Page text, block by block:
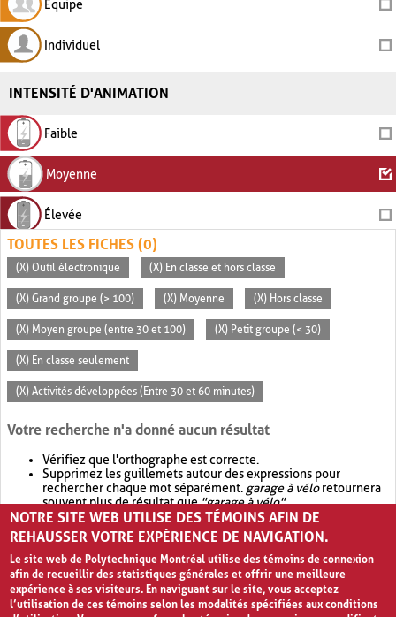
Équipe
Individuel
INTENSITÉ D'ANIMATION
Faible
Moyenne
Élevée
TOUTES LES FICHES (0)
(X) Outil électronique (X) En classe et hors classe
(X) Grand groupe (> 100) (X) Moyenne (X) Hors classe
(X) Moyen groupe (entre 30 et 100) (X) Petit groupe (< 30)
(X) En classe seulement
(X) Activités développées (Entre 30 et 60 minutes)
Votre recherche n'a donné aucun résultat
Vérifiez que l'orthographe est correcte.
Supprimez les guillemets autour des expressions pour
rechercher chaque mot séparément. garage à véloretournera
souvent plus de résultat que"garage à vélo".
Envisagez d'élargir votre recherche avec OR.garage OR vélo
retournera souvent plus de résultat quegarage à vélo
NOTRE SITE WEB UTILISE DES TÉMOINS AFIN DE
REHAUSSER VOTRE EXPÉRIENCE DE NAVIGATION.
Le site web de Polytechnique Montréal utilise des témoins de connexion
afin de recueillir des statistiques générales et offrir une meilleure
expérience à ses visiteurs. En naviguant sur le site, vous acceptez
l’utilisation de ces témoins selon les modalités spécifiées aux conditions